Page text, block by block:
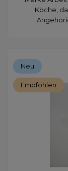
Köche,
Neu
Empfohlen